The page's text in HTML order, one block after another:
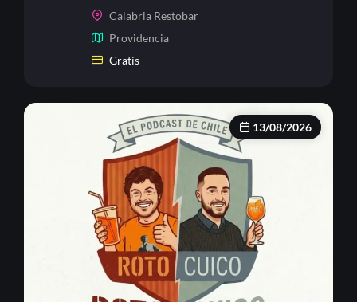
Calabria Restobar
Providencia
Gratis
13/08/2026